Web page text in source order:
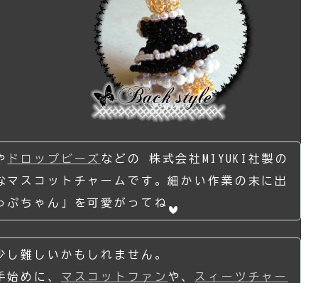
ドロップビーズ などの 株式会社MIYUKI社製の
スコットチャームです。細かい作業の末に出
ぷちゃん」を可愛がってね
難しいかもしれません。
めに、 マスコットファン や、
スィーツチャー